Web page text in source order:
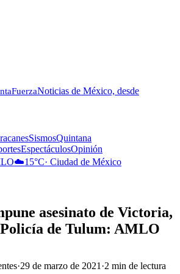
FuerzaNoticias de México, desde
SismosQuintana
EspectáculosOpinión
☁️15°C· Ciudad de México
asesinato de Victoria,
Policía de Tulum: AMLO
·29 de marzo de 2021 ·2 min de lectura